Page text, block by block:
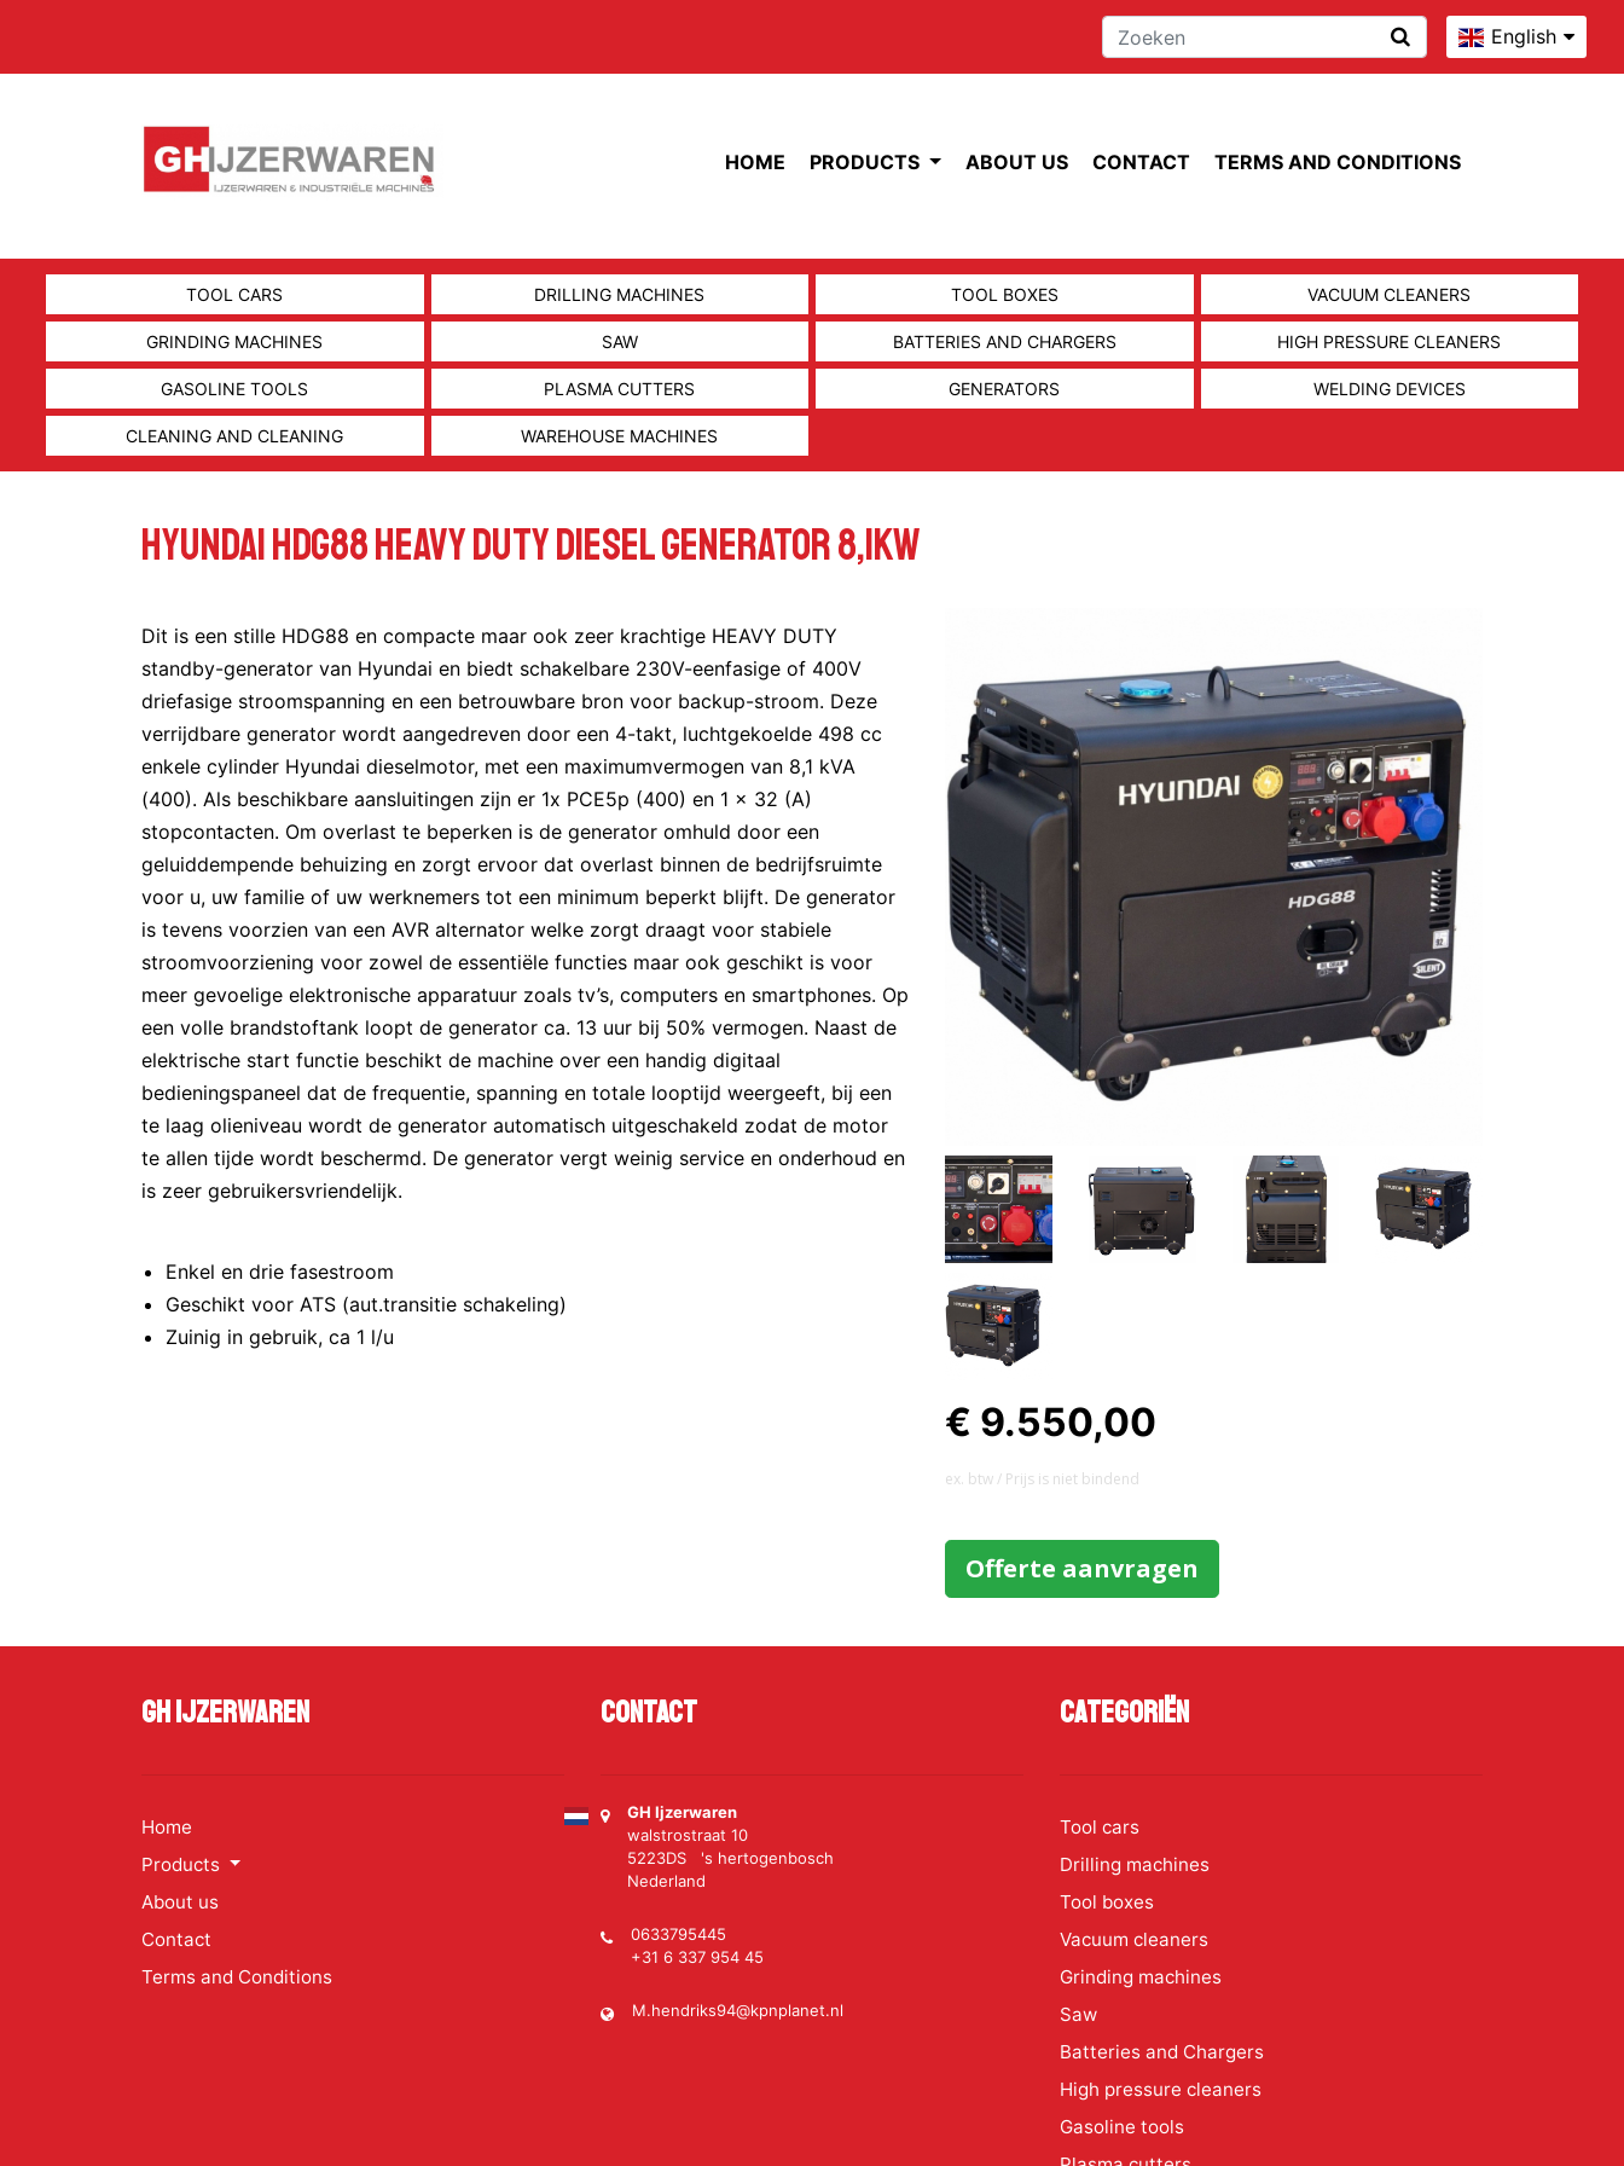
English
HOME PRODUCTS ABOUT US CONTACT TERMS AND CONDITIONS
TOOL CARS DRILLING MACHINES TOOL BOXES VACUUM CLEANERS
GRINDING MACHINES SAW BATTERIES AND CHARGERS HIGH PRESSURE CLEANERS
GASOLINE TOOLS PLASMA CUTTERS GENERATORS WELDING DEVICES
CLEANING AND CLEANING WAREHOUSE MACHINES
HYUNDAI HDG88 HEAVY DUTY DIESEL GENERATOR 8,1KW
€ 9.550,00
ex. btw / Prijs is niet bindend
Offerte aanvragen
Dit is een stille HDG88 en compacte maar ook zeer krachtige HEAVY DUTY
standby-generator van Hyundai en biedt schakelbare 230V-eenfasige of 400V
driefasige stroomspanning en een betrouwbare bron voor backup-stroom. Deze
verrijdbare generator wordt aangedreven door een 4-takt, luchtgekoelde 498 cc
enkele cylinder Hyundai dieselmotor, met een maximumvermogen van 8,1 kVA
(400). Als beschikbare aansluitingen zijn er 1x PCE5p (400) en 1 x 32 (A)
stopcontacten. Om overlast te beperken is de generator omhuld door een
geluiddempende behuizing en zorgt ervoor dat overlast binnen de bedrijfsruimte
voor u, uw familie of uw werknemers tot een minimum beperkt blijft. De generator
is tevens voorzien van een AVR alternator welke zorgt draagt voor stabiele
stroomvoorziening voor zowel de essentiële functies maar ook geschikt is voor
meer gevoelige elektronische apparatuur zoals tv’s, computers en smartphones. Op
een volle brandstoftank loopt de generator ca. 13 uur bij 50% vermogen. Naast de
elektrische start functie beschikt de machine over een handig digitaal
bedieningspaneel dat de frequentie, spanning en totale looptijd weergeeft, bij een
te laag olieniveau wordt de generator automatisch uitgeschakeld zodat de motor
te allen tijde wordt beschermd. De generator vergt weinig service en onderhoud en
is zeer gebruikersvriendelijk.
Enkel en drie fasestroom
Geschikt voor ATS (aut.transitie schakeling)
Zuinig in gebruik, ca 1 l/u
GH Ijzerwaren
Home
Products
About us
Contact
Terms and Conditions
Contact
GH Ijzerwaren
walstrostraat 10
5223DS 's hertogenbosch
Nederland
0633795445
+31 6 337 954 45
M.hendriks94@kpnplanet.nl
Categoriën
Tool cars
Drilling machines
Tool boxes
Vacuum cleaners
Grinding machines
Saw
Batteries and Chargers
High pressure cleaners
Gasoline tools